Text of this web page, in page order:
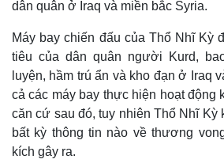
1
5
9
%
dân quân ở Iraq và miền bắc Syria.
Máy bay chiến đấu của Thổ Nhĩ Kỳ
tiêu của dân quân người Kurd,
luyện, hầm trú ẩn và kho đạn ở Iraq
cả các máy bay thực hiện hoạt động
căn cứ sau đó, tuy nhiên Thổ Nhĩ Kỳ
bất kỳ thông tin nào về thương
kích gây ra.